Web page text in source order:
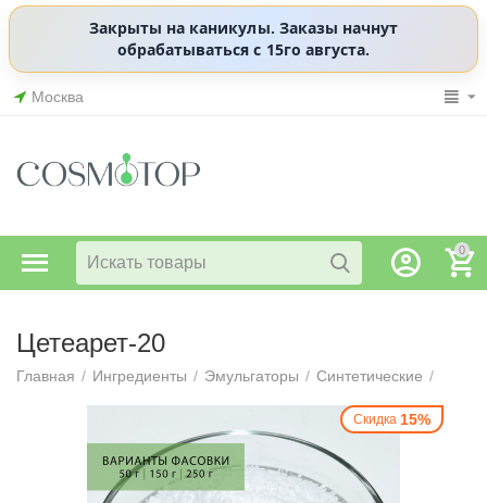
Закрыты на каникулы. Заказы начнут
обрабатываться с 15го августа.
Москва
0
Цетеарет-20
Главная / Ингредиенты / Эмульгаторы / Синтетические /
Скидка 15%